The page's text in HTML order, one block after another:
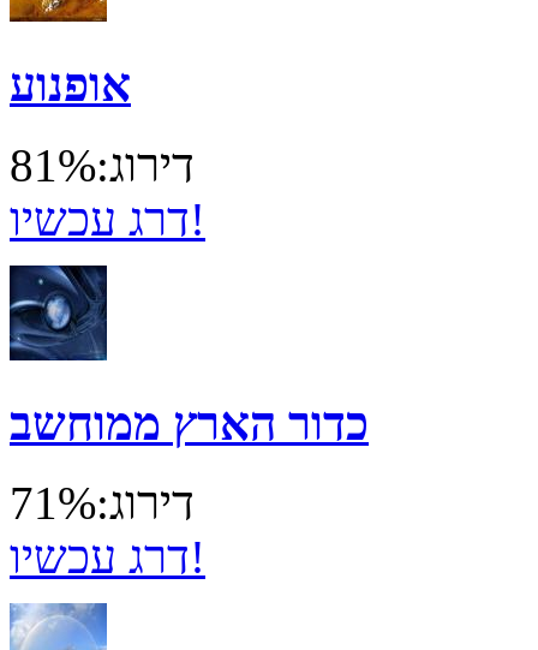
אופנוע
דירוג:81%
דרג עכשיו!
כדור הארץ ממוחשב
דירוג:71%
דרג עכשיו!